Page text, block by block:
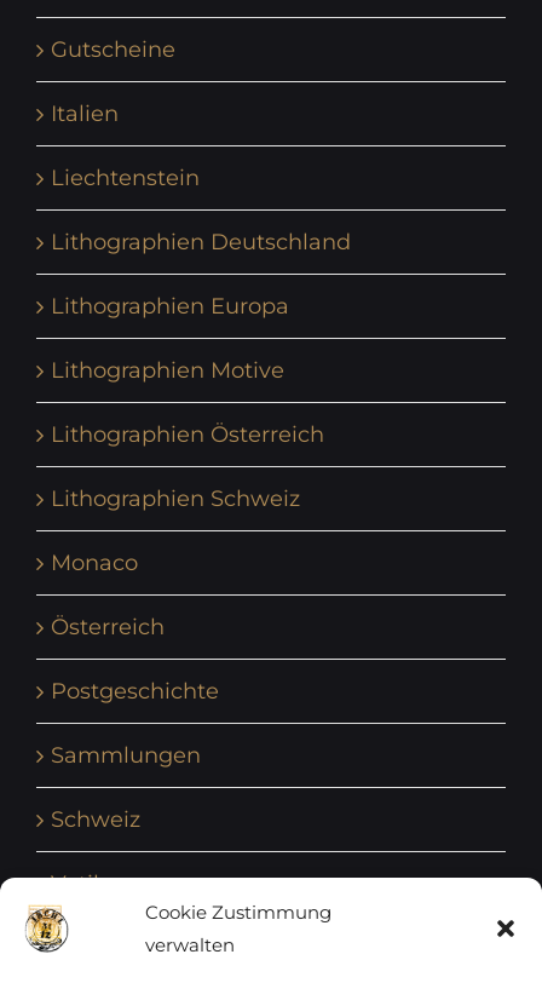
Cookie Zustimmung
verwalten
Gutscheine
Italien
Liechtenstein
Lithographien Deutschland
Lithographien Europa
Lithographien Motive
Lithographien Österreich
Lithographien Schweiz
Monaco
Österreich
Postgeschichte
Sammlungen
Schweiz
Vatikan
Vereinte Nationen